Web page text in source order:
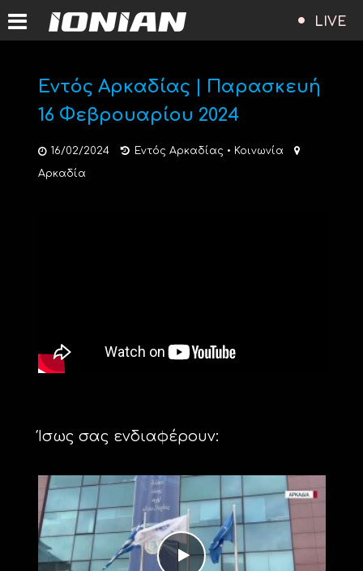
LIVE
Εντός Αρκαδίας | Παρασκευή
16 Φεβρουαρίου 2024
16/02/2024 Εντός Αρκαδίας • Κοινωνία
Αρκαδία
Ίσως σας ενδιαφέρουν: